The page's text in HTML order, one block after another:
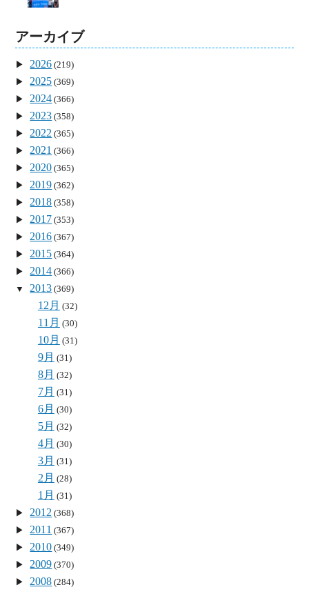
アーカイブ
2026 (219)
2025 (369)
2024 (366)
2023 (358)
2022 (365)
2021 (366)
2020 (365)
2019 (362)
2018 (358)
2017 (353)
2016 (367)
2015 (364)
2014 (366)
2013 (369)
12月 (32)
11月 (30)
10月 (31)
9月 (31)
8月 (32)
7月 (31)
6月 (30)
5月 (32)
4月 (30)
3月 (31)
2月 (28)
1月 (31)
2012 (368)
2011 (367)
2010 (349)
2009 (370)
2008 (284)